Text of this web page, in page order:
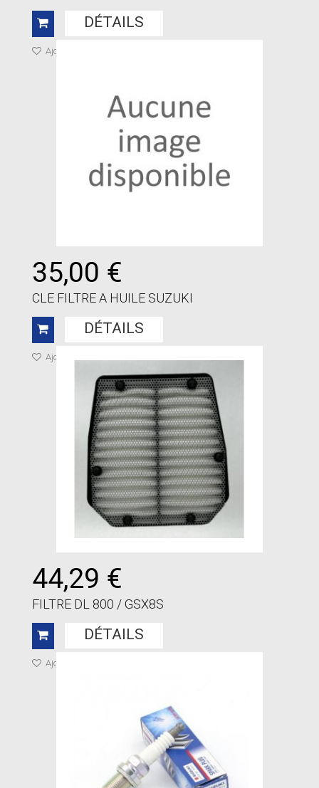
DÉTAILS
Ajouter à ma liste de cadeaux
35,00 €
CLE FILTRE A HUILE SUZUKI
DÉTAILS
Ajouter à ma liste de cadeaux
44,29 €
FILTRE DL 800 / GSX8S
DÉTAILS
Ajouter à ma liste de cadeaux